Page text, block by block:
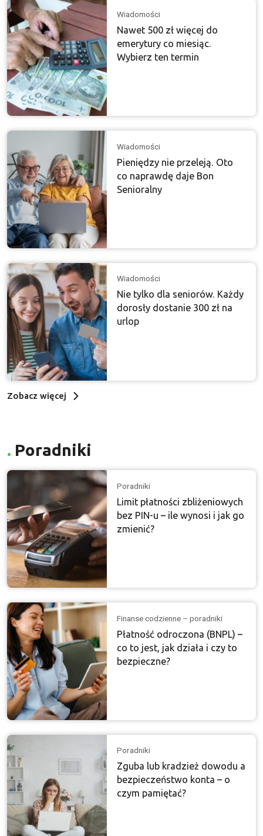
Wiadomości
Nawet 500 zł więcej do
emerytury co miesiąc.
Wybierz ten termin
Wiadomości
Pieniędzy nie przeleją. Oto
co naprawdę daje Bon
Senioralny
Wiadomości
Nie tylko dla seniorów. Każdy
dorosły dostanie 300 zł na
urlop
Zobacz więcej
Poradniki
Poradniki
Limit płatności zbliżeniowych
bez PIN-u – ile wynosi i jak go
zmienić?
Finanse codzienne – poradniki
Płatność odroczona (BNPL) –
co to jest, jak działa i czy to
bezpieczne?
Poradniki
Zguba lub kradzież dowodu a
bezpieczeństwo konta – o
czym pamiętać?